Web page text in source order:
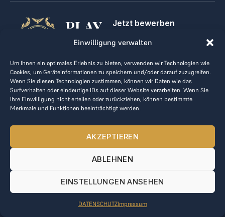
Einwilligung verwalten
Um Ihnen ein optimales Erlebnis zu bieten, verwenden wir Technologien wie
Cookies, um Geräteinformationen zu speichern und/oder darauf zuzugreifen.
Wenn Sie diesen Technologien zustimmen, können wir Daten wie das
Surfverhalten oder eindeutige IDs auf dieser Website verarbeiten. Wenn Sie
Ihre Einwilligung nicht erteilen oder zurückziehen, können bestimmte
Merkmale und Funktionen beeinträchtigt werden.
AKZEPTIEREN
ABLEHNEN
EINSTELLUNGEN ANSEHEN
DATENSCHUTZImpressum
PLAY
GOLF,
MAKE
BUSINESS
Jetzt bewerben
Kontakt
AGB
Datenrichtlinie
kontakt@the-loge.com
Unser freundliches Team hilft Ihnen gerne weiter.
Mo-Fr von 8:00 bis 17:00 Uhr.
© 2025 The LOGE. Alle Rechte vorbehalten.